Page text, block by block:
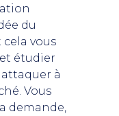
du
vous
étudier
attaquer à
Vous
demande,